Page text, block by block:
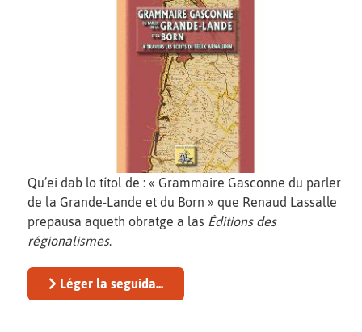
Qu’ei dab lo títol de : « Grammaire Gasconne du parler
de la Grande-Lande et du Born » que Renaud Lassalle
prepausa aqueth obratge a las Éditions des
régionalismes.
Léger la seguida...